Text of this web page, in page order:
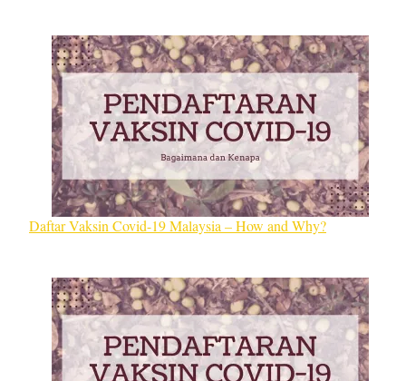
Daftar Vaksin Covid-19 Malaysia – How and Why?